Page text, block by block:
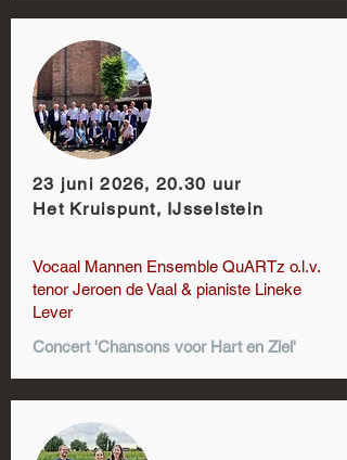
23 juni 2026, 20.30 uur
Het Kruispunt, IJsselstein
Vocaal Mannen Ensemble QuARTz o.l.v.
tenor Jeroen de Vaal & pianiste Lineke
Lever
Concert 'Chansons voor Hart en Ziel'